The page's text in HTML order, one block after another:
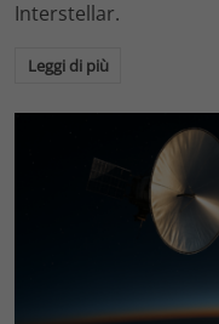
Interstellar.
Leggi di più